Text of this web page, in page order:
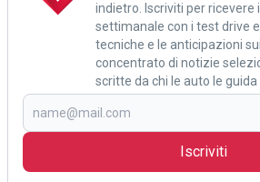
indietro. Iscriviti per ricevere
settimanale con i test drive
tecniche e le anticipazioni
concentrato di notizie
scritte da chi le auto le guida
Iscriviti